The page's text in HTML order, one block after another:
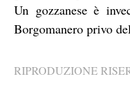
Un gozzanese è
Borgomanero privo
RIPRODUZIONE